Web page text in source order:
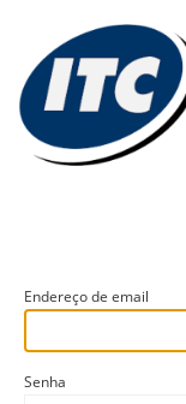
Endereço de email
Senha